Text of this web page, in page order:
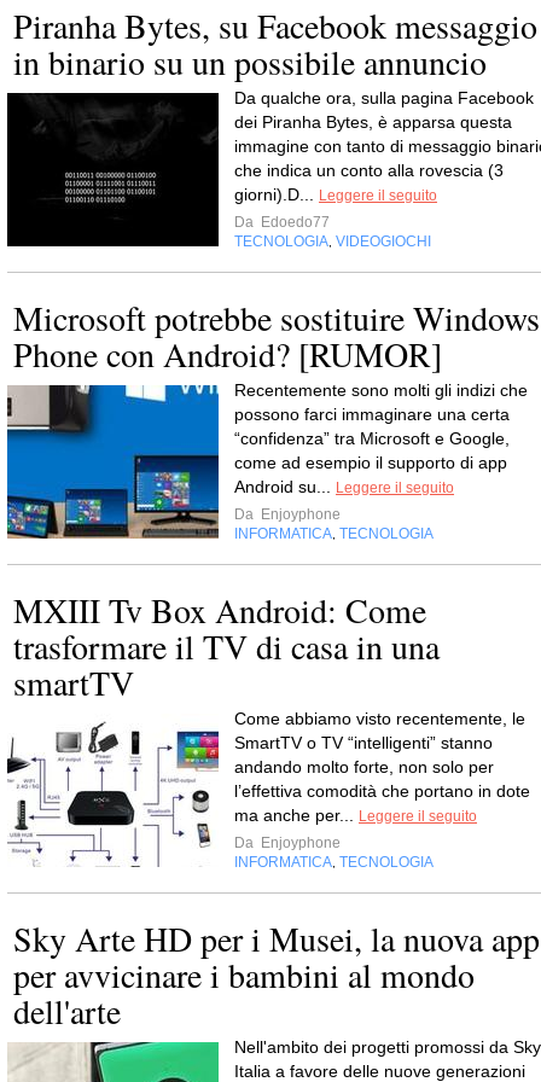
Piranha Bytes, su Facebook messaggio
in binario su un possibile annuncio
Da qualche ora, sulla pagina Facebook
dei Piranha Bytes, è apparsa questa
immagine con tanto di messaggio
che indica un conto alla rovescia (3
giorni).D...
Leggere il seguito
Da Edoedo77
TECNOLOGIA VIDEOGIOCHI
Microsoft potrebbe sostituire Windows
Phone con Android? [RUMOR]
Recentemente sono molti gli indizi che
possono farci immaginare una certa
“confidenza” tra Microsoft e Google,
come ad esempio il supporto di app
Android su...
Leggere il seguito
Da Enjoyphone
INFORMATICA TECNOLOGIA
MXIII Tv Box Android: Come
trasformare il TV di casa in una
smartTV
Come abbiamo visto recentemente, le
SmartTV o TV “intelligenti” stanno
andando molto forte, non solo per
l’effettiva comodità che portano in dote
ma anche per...
Leggere il seguito
Da Enjoyphone
INFORMATICA TECNOLOGIA
Sky Arte HD per i Musei, la nuova app
per avvicinare i bambini al mondo
dell'arte
Nell'ambito dei progetti promossi da Sky
Italia a favore delle nuove generazioni